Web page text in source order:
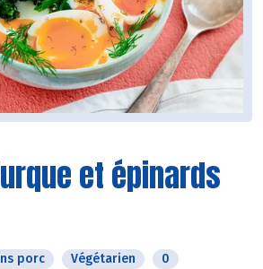
et épinards
porc Végétarien 0